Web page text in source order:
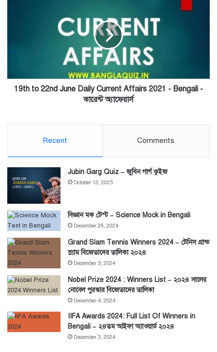
-
Bengali
19th to 22nd June Daily Current Affairs 2021 - Bengali -
কারেন্ট অ্যাফেয়ার্স
Recent Comments
Jubin Garg Quiz – জুবিন গার্গ কুইজ
October 13, 2025
বিজ্ঞান মক টেস্ট – Science Mock in Bengali
December 29, 2024
Grand Slam Tennis Winners 2024 – টেনিস গ্রান্ড
স্ল্যাম বিজেতাদের তালিকা ২০২৪
December 5, 2024
Nobel Prize 2024 : Winners List – ২০২৪ সালের
নোবেল পুরস্কার বিজেতাদের তালিকা
December 4, 2024
IIFA Awards 2024: Full List Of Winners in
Bengali – ২৪তম আইফা অ্যাওয়ার্ড ২০২৪
December 3, 2024